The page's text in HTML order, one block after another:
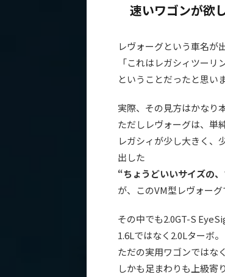
速いワゴンが欲
レヴォーグという車名が
「これはレガシィツーリ
ということだったと思いま
実際、その見方はかなり
ただしレヴォーグは、単
レガシィが少し大きく、
出した
“ちょうどいいサイズの
が、このVM型レヴォーグ
その中でも2.0GT-S
1.6Lではなく2.0Lターボ。
ただの実用ワゴンではな
しかも足まわりも上級寄